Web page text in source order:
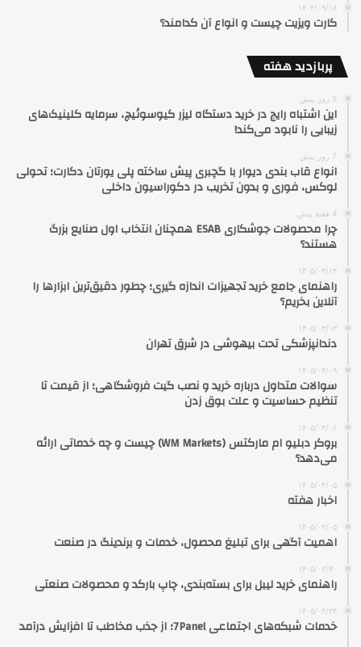
۱۴۰۴/۰۹/۱۸
کارت ویزیت چیست و انواع آن کدامند؟
پربازدید هفته
5 روز پیش
این اشتباه رایج در خرید دستگاه لیزر کیوسوئیچ، سرمایه کلینیک‌های
زیبایی را نابود می‌کند!
7 روز پیش
انواع قاب بندی دیوار با گچبری پیش ساخته پلی یورتان دکارت؛ تحولی
لوکس، فوری و بدون تخریب در دکوراسیون داخلی
4 هفته پیش
چرا محصولات جوشکاری ESAB همچنان انتخاب اول صنایع بزرگ
هستند؟
۱۴۰۵/۰۴/۱۴
راهنمای جامع خرید تجهیزات اندازه گیری؛ چطور دقیق‌ترین ابزارها را
آنلاین بخریم؟
۱۴۰۵/۰۴/۱۳
دندانپزشکی تحت بیهوشی در شرق تهران
۱۴۰۵/۰۴/۰۹
سوالات متداول درباره خرید و نصب گیت فروشگاهی؛ از قیمت تا
تنظیم حساسیت و علت بوق زدن
۱۴۰۵/۰۴/۰۶
بروکر دبلیو ام مارکتس (WM Markets) چیست و چه خدماتی ارائه
می‌دهد؟
۱۴۰۵/۰۴/۰۵
اخبار هفته
۱۴۰۵/۰۴/۰۵
اهمیت آگهی برای تبلیغ محصول، خدمات و برندینگ در صنعت
۱۴۰۵/۰۳/۳۰
راهنمای خرید لیبل برای بسته‌بندی، چاپ بارکد و محصولات صنعتی
۱۴۰۵/۰۳/۲۴
خدمات شبکه‌های اجتماعی 7Panel؛ از جذب مخاطب تا افزایش درآمد